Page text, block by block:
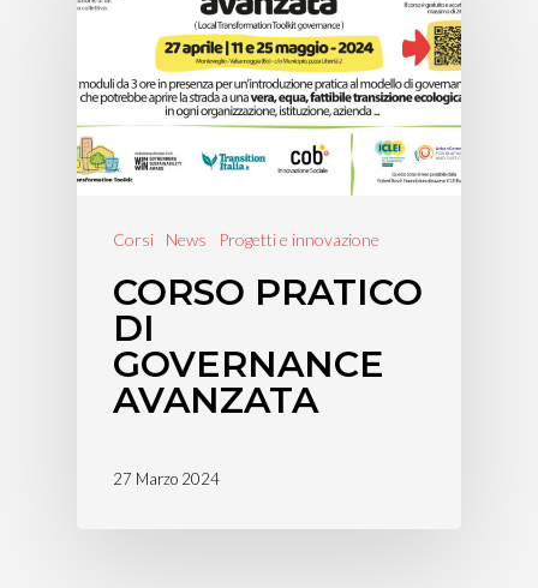
Corsi News Progetti e innovazione
CORSO PRATICO
DI
GOVERNANCE
AVANZATA
27 Marzo 2024